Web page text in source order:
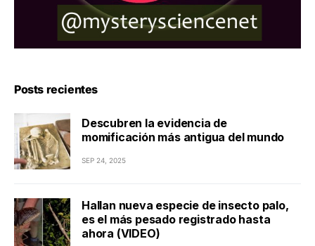
Posts recientes
Descubren la evidencia de
momificación más antigua del mundo
SEP 24, 2025
Hallan nueva especie de insecto palo,
es el más pesado registrado hasta
ahora (VIDEO)